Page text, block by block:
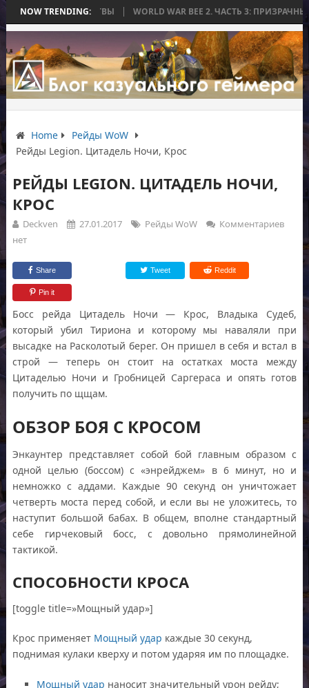
NOW TRENDING:
БЕЗ БИТВЫ WORLD WAR BEE 2. ЧАСТЬ 3: ПРИЗРАЧНЫЕ
Home
Рейды WoW
Рейды Legion. Цитадель Ночи, Крос
РЕЙДЫ LEGION. ЦИТАДЕЛЬ НОЧИ,
КРОС
Deckven 27.01.2017 Рейды WoW
Комментариев
нет
Share Tweet Reddit
Pin it
Босс рейда Цитадель Ночи — Крос, Владыка Судеб,
который убил Тириона и которому мы наваляли при
высадке на Расколотый берег. Он пришел в себя и встал в
строй — теперь он стоит на остатках моста между
Цитаделью Ночи и Гробницей Саргераса и опять готов
получить по щщам.
ОБЗОР БОЯ С КРОСОМ
Энкаунтер представляет собой бой главным образом с
одной целью (боссом) с «энрейджем» в 6 минут, но и
немножко с аддами. Каждые 90 секунд он уничтожает
четверть моста перед собой, и если вы не уложитесь, то
наступит большой бабах. В общем, вполне стандартный
себе гирчековый босс, с довольно прямолинейной
тактикой.
СПОСОБНОСТИ КРОСА
[toggle title=»Мощный удар»]
Крос применяет Мощный удар каждые 30 секунд,
поднимая кулаки кверху и потом ударяя им по площадке.
Мощный удар наносит значительный урон рейду;